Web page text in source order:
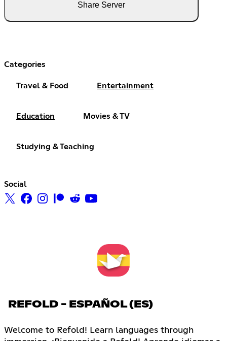
Share Server
Categories
Travel & Food Entertainment
Education Movies & TV
Studying & Teaching
Social
REFOLD - ESPAÑOL (ES)
Welcome to Refold! Learn languages through